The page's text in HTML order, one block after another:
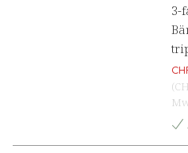
3-
(